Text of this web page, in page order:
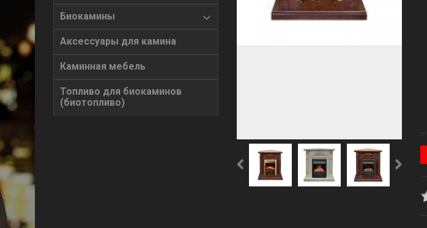
Биокамины
Аксессуары для камина
Каминная мебель
Топливо для биокаминов
(биотопливо)